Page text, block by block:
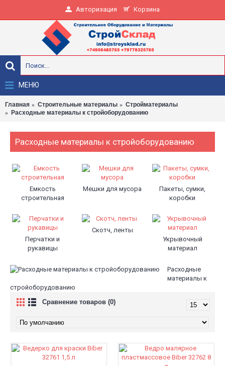
Авторизация Корзина
МЕНЮ
Главная Строительные материалы
Стройматериалы
Расходные материалы к стройоборудованию
Расходные материалы к стройоборудованию
Емкость
строительная
Мешки для мусора
Пакеты, сумки,
коробки
Перчатки и
рукавицы
Скотч, ленты
Укрывочный
материал
Расходные
материалы к
стройоборудованию
Сравнение товаров (0)